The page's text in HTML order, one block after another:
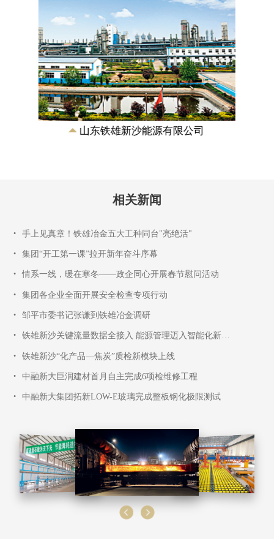
山东铁雄新沙能源有限公司
相关新闻
• 手上见真章！铁雄冶金五大工种同台"亮绝活"
• 集团“开工第一课”拉开新年奋斗序幕
• 情系一线，暖在寒冬——政企同心开展春节慰问活动
• 集团各企业全面开展安全检查专项行动
• 邹平市委书记张谦到铁雄冶金调研
• 铁雄新沙关键流量数据全接入 能源管理迈入智能化新阶段
• 铁雄新沙“化产品—焦炭”质检新模块上线
• 中融新大巨润建材首月自主完成6项检维修工程
• 中融新大集团拓新LOW-E玻璃完成整板钢化极限测试